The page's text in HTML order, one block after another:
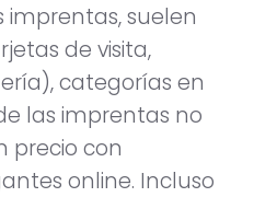
suelen
de visita,
categorías en
las imprentas no
precio con
online. Incluso